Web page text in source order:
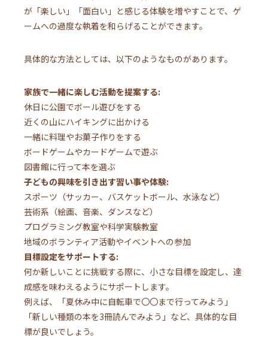
が「楽しい」「面白い」と感じる体験を増やすことで、ゲ
ームへの過度な執着を和らげることができます。
具体的な方法としては、以下のようなものがあります。
家族で一緒に楽しむ活動を提案する:
休日に公園でボール遊びをする
近くの山にハイキングに出かける
一緒に料理やお菓子作りをする
ボードゲームやカードゲームで遊ぶ
図書館に行って本を選ぶ
子どもの興味を引き出す習い事や体験:
スポーツ（サッカー、バスケットボール、水泳など）
芸術系（絵画、音楽、ダンスなど）
プログラミング教室や科学実験教室
地域のボランティア活動やイベントへの参加
目標設定をサポートする:
何か新しいことに挑戦する際に、小さな目標を設定し、達
成感を味わえるようにサポートします。
例えば、「夏休み中に自転車で〇〇まで行ってみよう」
「新しい種類の本を3冊読んでみよう」など、具体的な目
標が良いでしょう。